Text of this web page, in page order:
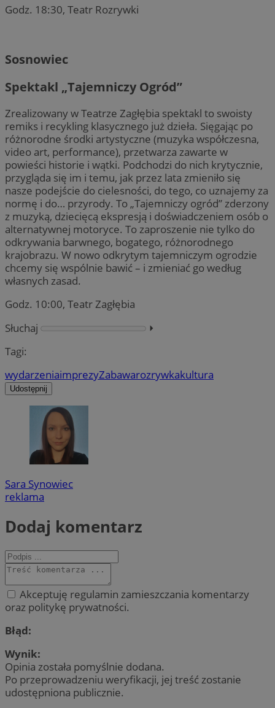
Godz. 18:30, Teatr Rozrywki
Sosnowiec
Spektakl „Tajemniczy Ogród”
Zrealizowany w Teatrze Zagłębia spektakl to swoisty
remiks i recykling klasycznego już dzieła. Sięgając po
różnorodne środki artystyczne (muzyka współczesna,
video art, performance), przetwarza zawarte w
powieści historie i wątki. Podchodzi do nich krytycznie,
przygląda się im i temu, jak przez lata zmieniło się
nasze podejście do cielesności, do tego, co uznajemy za
normę i do… przyrody. To „Tajemniczy ogród” zderzony
z muzyką, dziecięcą ekspresją i doświadczeniem osób o
alternatywnej motoryce. To zaproszenie nie tylko do
odkrywania barwnego, bogatego, różnorodnego
krajobrazu. W nowo odkrytym tajemniczym ogrodzie
chcemy się wspólnie bawić – i zmieniać go według
własnych zasad.
Godz. 10:00, Teatr Zagłębia
Słuchaj
⏵︎
Tagi:
wydarzeniaimprezyZabawarozrywkakultura
Udostępnij
Sara Synowiec
reklama
Dodaj komentarz
Akceptuję regulamin zamieszczania komentarzy
oraz politykę prywatności.
Błąd:
Wynik:
Opinia została pomyślnie dodana.
Po przeprowadzeniu weryfikacji, jej treść zostanie
udostępniona publicznie.